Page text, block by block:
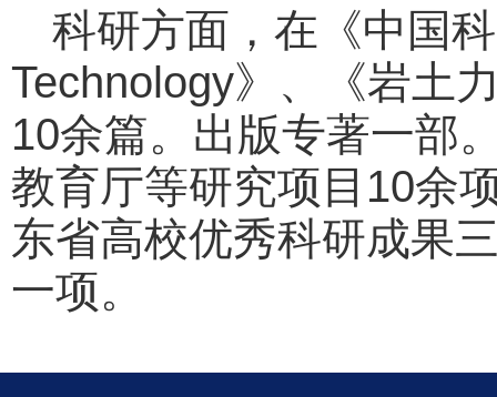
科研方面，在《中国
Technology》、《岩土
10余篇。出版专著一部
教育厅等研究项目10余
东省高校优秀科研成果
一项。